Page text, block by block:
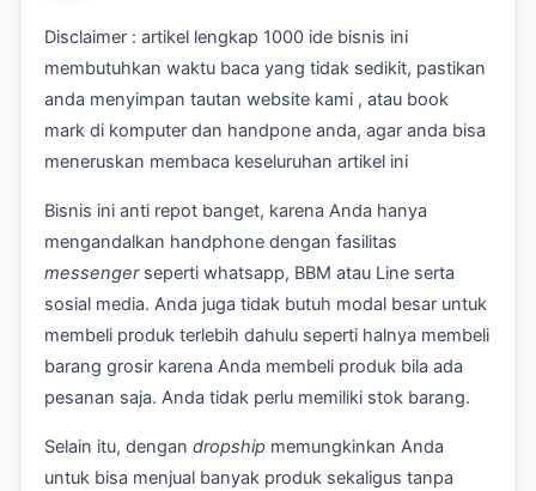
Disclaimer : artikel lengkap 1000 ide bisnis ini
membutuhkan waktu baca yang tidak sedikit, pastikan
anda menyimpan tautan website kami , atau book
mark di komputer dan handpone anda, agar anda bisa
meneruskan membaca keseluruhan artikel ini
Bisnis ini anti repot banget, karena Anda hanya
mengandalkan handphone dengan fasilitas
messengerseperti whatsapp, BBM atau Line serta
sosial media. Anda juga tidak butuh modal besar untuk
membeli produk terlebih dahulu seperti halnya membeli
barang grosir karena Anda membeli produk bila ada
pesanan saja. Anda tidak perlu memiliki stok barang.
Selain itu, dengan dropship memungkinkan Anda
untuk bisa menjual banyak produk sekaligus tanpa